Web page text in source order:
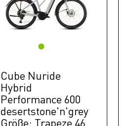
Cube Nuride
Hybrid
Performance 600
desertstone'n'grey
Größe: Trapeze 46